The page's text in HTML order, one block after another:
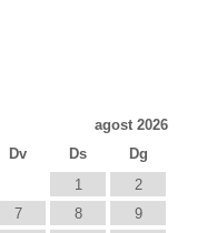
agost 2026
Dv Ds
Dg
1
2
7 8
9